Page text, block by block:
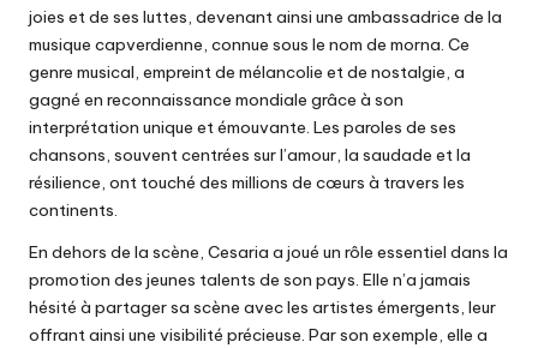
joies et de ses luttes, devenant ainsi une ambassadrice de la
musique capverdienne, connue sous le nom de morna. Ce
genre musical, empreint de mélancolie et de nostalgie, a
gagné en reconnaissance mondiale grâce à son
interprétation unique et émouvante. Les paroles de ses
chansons, souvent centrées sur l’amour, la saudade et la
résilience, ont touché des millions de cœurs à travers les
continents.
En dehors de la scène, Cesaria a joué un rôle essentiel dans la
promotion des jeunes talents de son pays. Elle n’a jamais
hésité à partager sa scène avec les artistes émergents, leur
offrant ainsi une visibilité précieuse. Par son exemple, elle a